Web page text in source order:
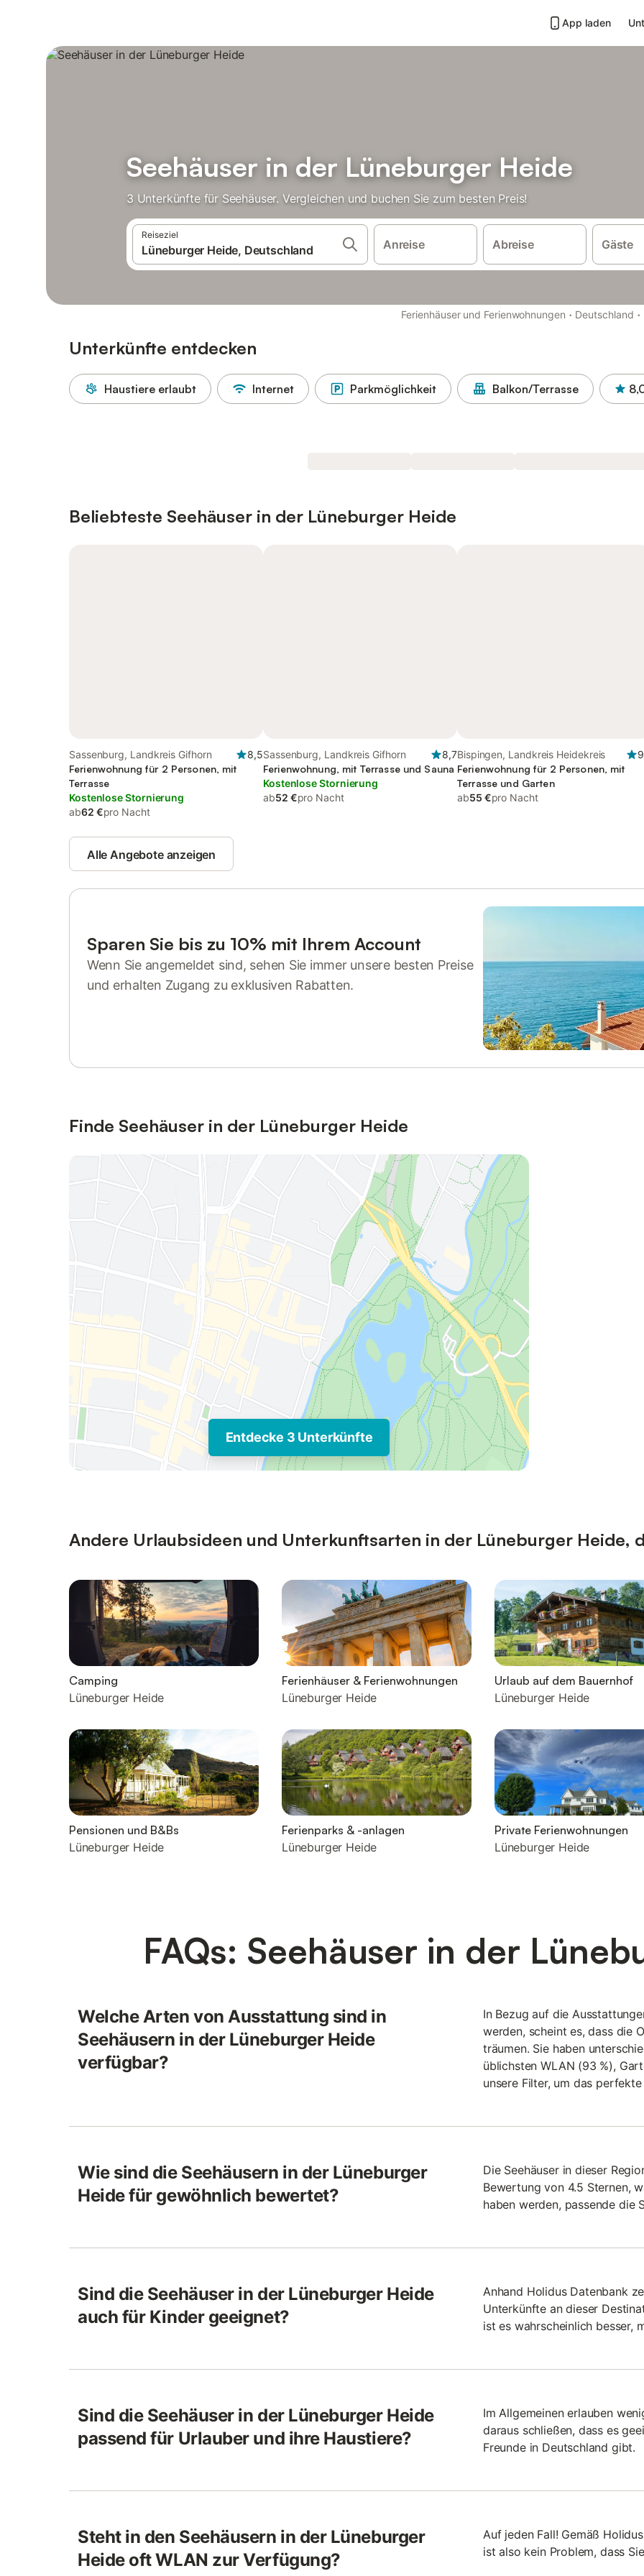
App laden
Seehäuser in der Lüneburger Heide
3 Unterkünfte für Seehäuser. Vergleichen und buchen Sie zum besten Preis!
Reiseziel
Anreise Abreise Gäste
Ferienhäuser und Ferienwohnungen · Deutschland ·
Unterkünfte entdecken
Haustiere erlaubt Internet Parkmöglichkeit Balkon/Terrasse
Beliebteste Seehäuser in der Lüneburger Heide
Sassenburg, Landkreis Gifhorn
8,5
Ferienwohnung für 2 Personen, mit
Terrasse
Kostenlose Stornierung
ab62 €pro Nacht
Sassenburg, Landkreis Gifhorn
8,7
Ferienwohnung, mit Terrasse und Sauna
Kostenlose Stornierung
ab52 €pro Nacht
Bispingen, Landkreis Heidekreis
Ferienwohnung für 2 Personen, mit
Terrasse und Garten
ab55 €pro Nacht
Alle Angebote anzeigen
Sparen Sie bis zu 10% mit Ihrem Account
Wenn Sie angemeldet sind, sehen Sie immer unsere besten Preise
und erhalten Zugang zu exklusiven Rabatten.
Finde Seehäuser in der Lüneburger Heide
Entdecke 3 Unterkünfte
Andere Urlaubsideen und Unterkunftsarten in der Lüneburger Heide,
Camping
Lüneburger Heide
Ferienhäuser & Ferienwohnungen
Lüneburger Heide
Urlaub auf dem Bauernhof
Lüneburger Heide
Pensionen und B&Bs
Lüneburger Heide
Ferienparks & -anlagen
Lüneburger Heide
Private Ferienwohnungen
Lüneburger Heide
FAQs: Seehäuser in der
Welche Arten von Ausstattung sind in
Seehäusern in der Lüneburger Heide
verfügbar?
In Bezug auf die
werden, scheint es, dass die
träumen. Sie haben
üblichsten WLAN (93 %),
unsere Filter, um das
Wie sind die Seehäusern in der Lüneburger
Heide für gewöhnlich bewertet?
Die Seehäuser in dieser
Bewertung von 4.5 Sternen,
haben werden, passende die
Sind die Seehäuser in der Lüneburger Heide
auch für Kinder geeignet?
Anhand Holidus Datenbank
Unterkünfte an dieser
ist es wahrscheinlich besser,
Sind die Seehäuser in der Lüneburger Heide
passend für Urlauber und ihre Haustiere?
Im Allgemeinen erlauben
daraus schließen, dass es
Freunde in Deutschland gibt.
Steht in den Seehäusern in der Lüneburger
Heide oft WLAN zur Verfügung?
Auf jeden Fall! Gemäß
ist also kein Problem, dass